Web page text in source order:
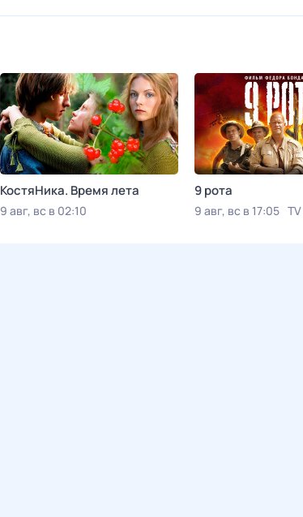
КостяНика. Время лета
9 авг, вс в 02:10
9 рота
9 авг, вс в 17:05